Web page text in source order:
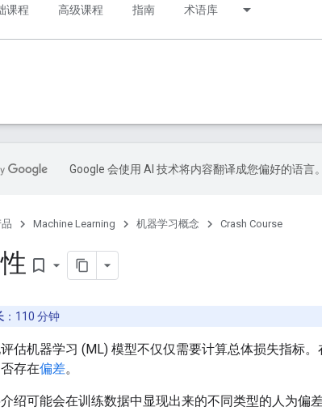
课程 高级课程 指南 术语库
Google 会使用 AI 技术将内容翻译成您偏好的语言
Machine Learning 机器学习概念 Crash Course
bookmark_border
：110 分钟
估机器学习 (ML) 模型不仅仅需要计算总体损失指标
存在偏差。
绍可能会在训练数据中显现出来的不同类型的人为偏